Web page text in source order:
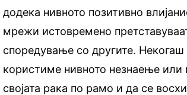
додека нивното позитивно
мрежи истовремено
споредување со другите. Некогаш
користиме нивното незнаење
својата рака по рамо и да се